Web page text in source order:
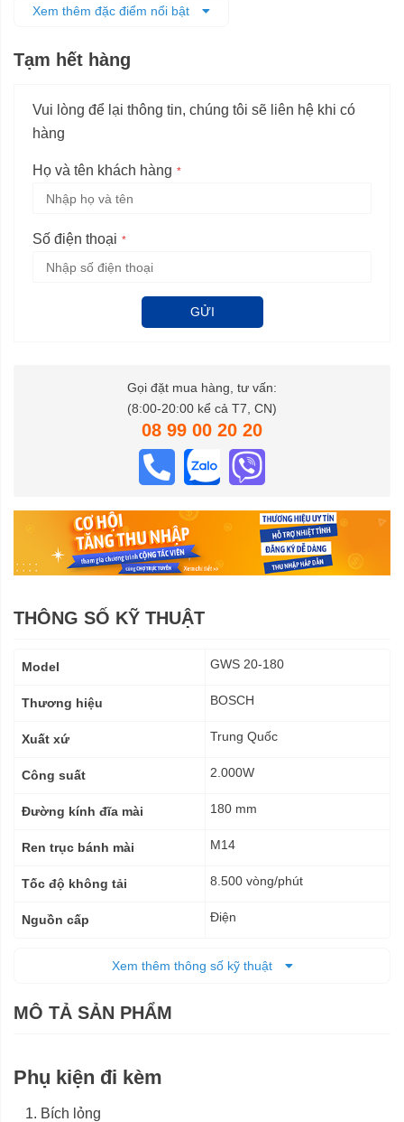
Bảo vệ người dùng vượt trội nhờ tấm chắn bảo vệ chống xoay
Xem thêm đặc điểm nổi bật
Tạm hết hàng
Vui lòng để lại thông tin, chúng tôi sẽ liên hệ khi có
hàng
Họ và tên khách hàng
Số điện thoại
GỬI
Gọi đặt mua hàng, tư vấn:
(8:00-20:00 kể cả T7, CN)
08 99 00 20 20
THÔNG SỐ KỸ THUẬT
kỹ
Model GWS 20-180
Thương hiệu BOSCH
Xuất xứ Trung Quốc
Công suất 2.000W
Đường kính đĩa mài 180 mm
Ren trục bánh mài M14
Tốc độ không tải 8.500 vòng/phút
Nguồn cấp Điện
Xem thêm thông số kỹ thuật
MÔ TẢ SẢN PHẨM
Phụ kiện đi kèm
Bích lỏng